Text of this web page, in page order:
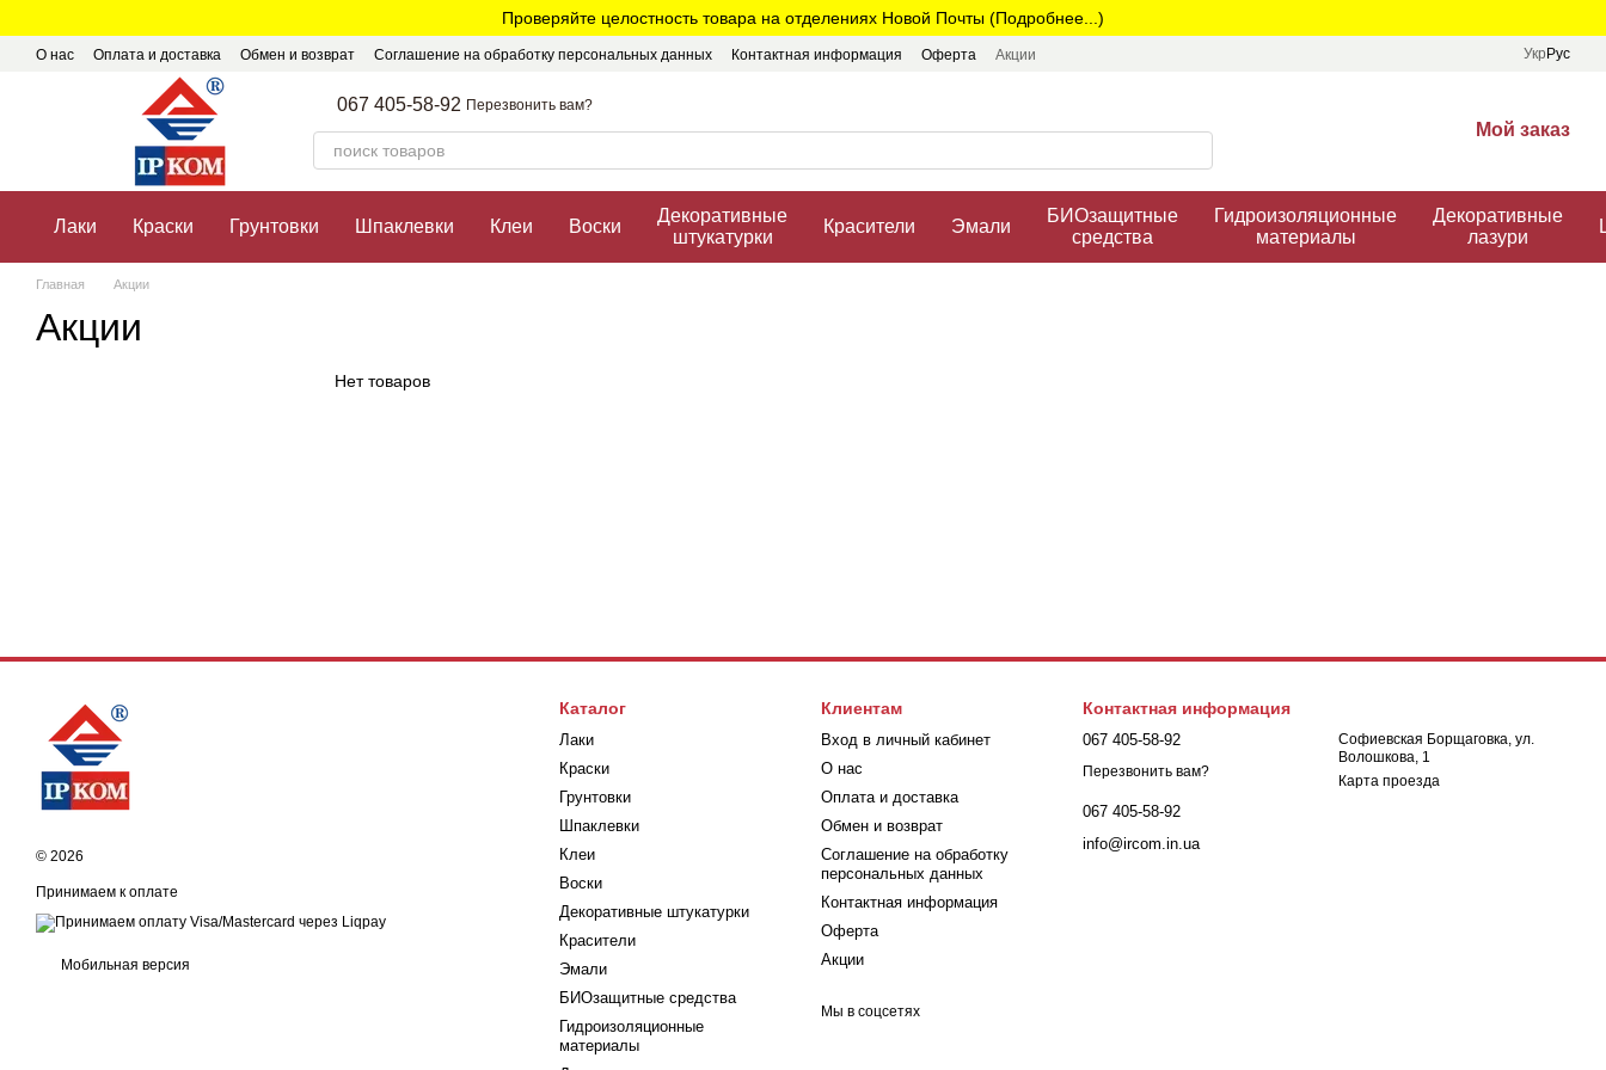
Проверяйте целостность товара на отделениях Новой Почты (Подробнее...)
О нас Оплата и доставка Обмен и возврат Соглашение на обработку персональных данных Контактная информация Оферта Акции Укр Рус
067 405-58-92 Перезвонить вам?
Мой заказ
Лаки Краски Грунтовки Шпаклевки Клеи Воски
Декоративные
штукатурки
Красители Эмали
БИОзащитные
средства
Гидроизоляционные
материалы
Декоративные
лазури
Главная Акции
Акции
Нет товаров
© 2026
Принимаем к оплате
Мобильная версия
Каталог
Лаки
Краски
Грунтовки
Шпаклевки
Клеи
Воски
Декоративные штукатурки
Красители
Эмали
БИОзащитные средства
Гидроизоляционные
материалы
Клиентам
Вход в личный кабинет
О нас
Оплата и доставка
Обмен и возврат
Соглашение на обработку
персональных данных
Контактная информация
Оферта
Акции
Мы в соцсетях
Контактная информация
067 405-58-92
Перезвонить вам?
067 405-58-92
info@ircom.in.ua
Софиевская Борщаговка, ул.
Волошкова, 1
Карта проезда